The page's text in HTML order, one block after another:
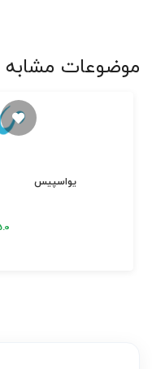
موضوعات مشابه
یواسپیس